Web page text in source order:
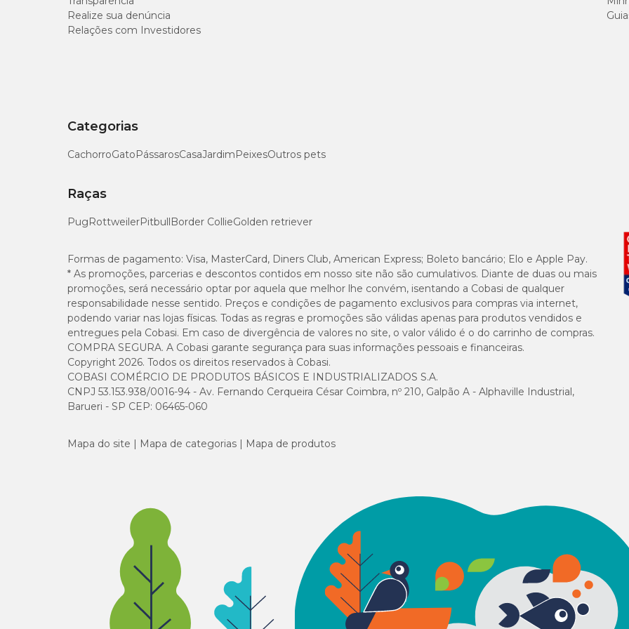
Optar por algumas brincadeiras leves também pode amenizar o desconforto, brinquedos delicados para
pelúcia atóxica pode ser uma boa pedida;
Pronto! Dessa forma, você pode garantir mais conforto e poderá passar por essa fase de maneira mais tranquila. E o
Realize sua denúncia
Relações com Investidores
Categorias
CachorroGatoPássarosCasaJardimPeixesOutros pets
Raças
PugRottweilerPitbullBorder CollieGolden retriever
Formas de pagamento: Visa, MasterCard, Diners Club, American Express; Boleto bancário; Elo e Apple Pay.
* As promoções, parcerias e descontos contidos em nosso site não são cumulativos. Diante de duas ou mais
promoções, será necessário optar por aquela que melhor lhe convém, isentando a Cobasi de qualquer
responsabilidade nesse sentido. Preços e condições de pagamento exclusivos para compras via internet,
podendo variar nas lojas físicas. Todas as regras e promoções são válidas apenas para produtos vendidos e
entregues pela Cobasi. Em caso de divergência de valores no site, o valor válido é o do carrinho de compras.
COMPRA SEGURA. A Cobasi garante segurança para suas informações pessoais e financeiras.
Copyright 2026. Todos os direitos reservados à Cobasi.
COBASI COMÉRCIO DE PRODUTOS BÁSICOS E INDUSTRIALIZADOS S.A.
CNPJ 53.153.938/0016-94 - Av. Fernando Cerqueira César Coimbra, nº 210, Galpão A - Alphaville Industrial,
Barueri - SP CEP: 06465-060
Mapa do site Mapa de categorias Mapa de produtos